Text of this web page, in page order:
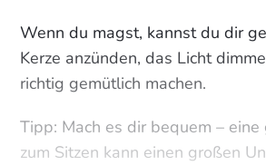
Wenn du magst, kannst du dir
Kerze anzünden, das Licht
richtig gemütlich machen.
Tipp: Mach es dir bequem –
zum Sitzen kann einen großen